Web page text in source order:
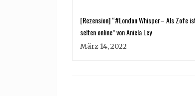
[Rezension] “#London Whisper– Als Zofe
selten online” von Aniela Ley
März 14, 2022